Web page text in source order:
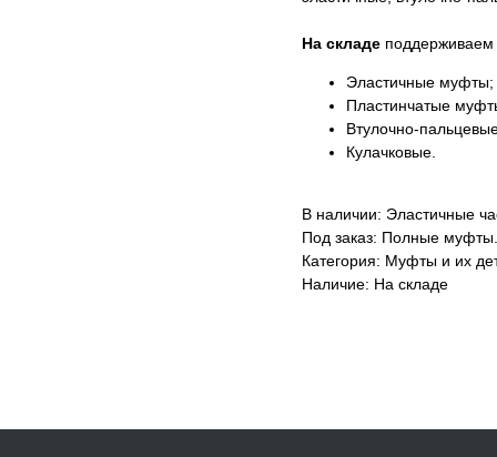
На складе поддерживаем
Эластичные муфты;
Пластинчатые
Втулочно-
Кулачковые.
В наличии: Эластичные
Под заказ: Полные муфты.
Категория: Муфты и их
Наличие: На складе